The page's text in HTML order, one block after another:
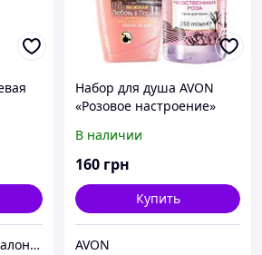
Центр снабжения салонов красоты DenIC
Набор для душа AVON
«Розовое настроение»
В наличии
160 грн
Купить
AVON